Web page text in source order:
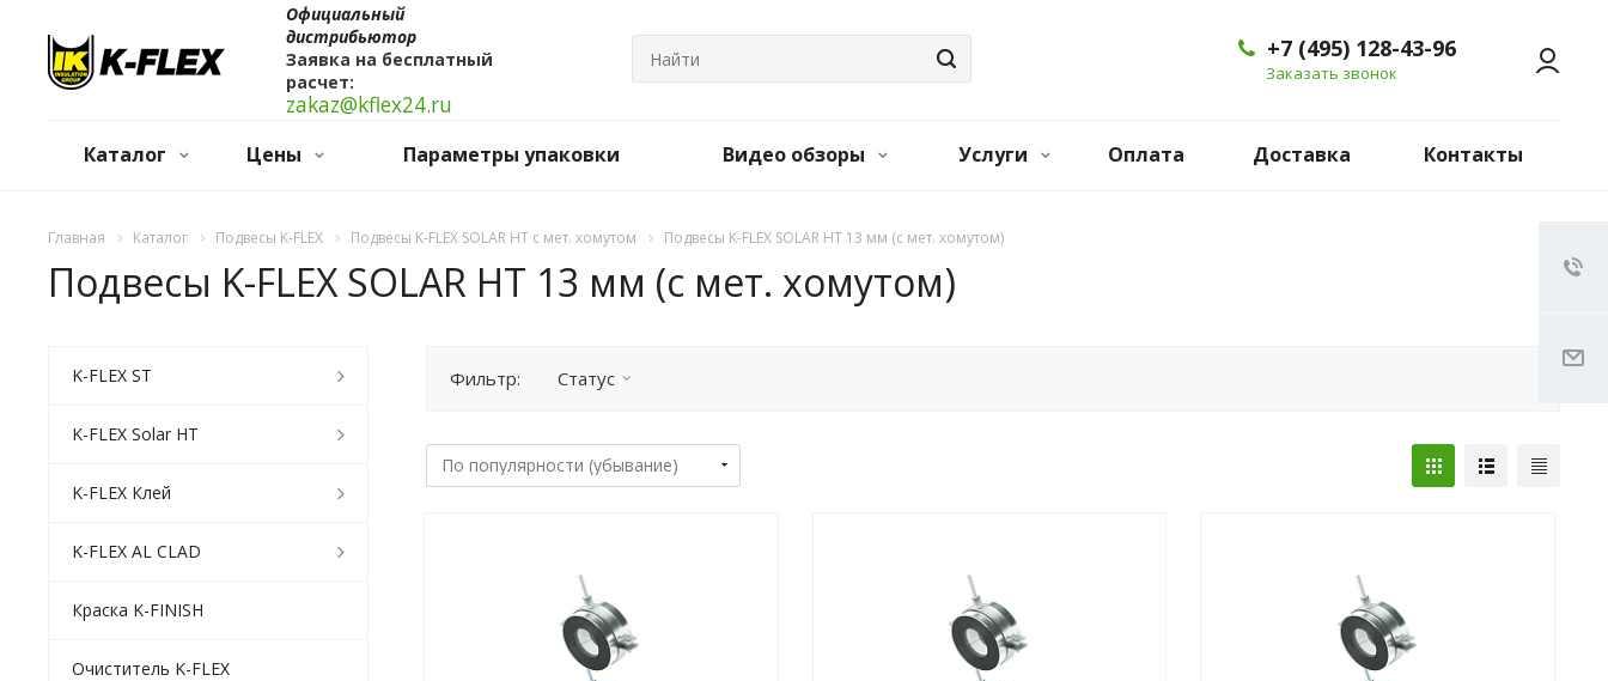
Официальный
дистрибьютор
Заявка на бесплатный
расчет:
zakaz@kflex24.ru
+7 (495) 128-43-96
Заказать звонок
Каталог Цены Параметры упаковки Видео обзоры Услуги Оплата Доставка Контакты
Главная Каталог Подвесы K-FLEX Подвесы K-FLEX SOLAR HT с мет. хомутом Подвесы K-FLEX SOLAR HT 13 мм (с мет. хомутом)
Подвесы K-FLEX SOLAR HT 13 мм (с мет. хомутом)
Фильтр: Статус
K-FLEX ST
K-FLEX Solar HT
K-FLEX Клей
K-FLEX AL CLAD
Краска K-FINISH
Очиститель K-FLEX